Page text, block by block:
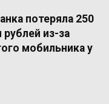
потеряла 250
рублей из-за
мобильника у